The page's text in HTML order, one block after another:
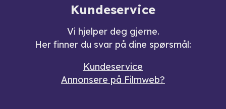
Kundeservice
Vi hjelper deg gjerne.
Her finner du svar på dine spørsmål:
Kundeservice
Annonsere på Filmweb?